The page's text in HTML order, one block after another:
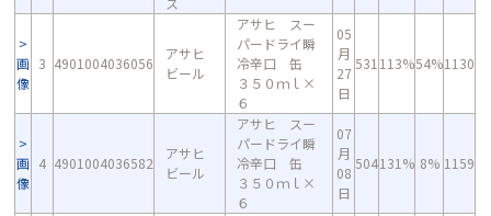
画
像
3 4901004036056
アサヒ
ビール
アサヒ スー
パードライ瞬
冷辛口 缶
３５０ｍｌ×
６
05
月
27
日
531 113%54%1130
画
像
4 4901004036582
アサヒ
ビール
アサヒ スー
パードライ瞬
冷辛口 缶
３５０ｍｌ×
６
07
月
08
日
504131% 8% 1159